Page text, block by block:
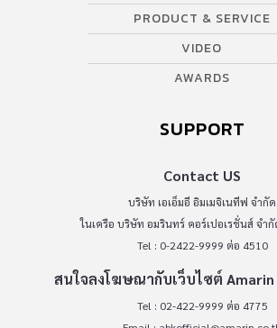
PRODUCT & SERVICE
VIDEO
AWARDS
SUPPORT
Contact US
บริษัท เอเอ็มอี อิมเมจิเนทีฟ จำกัด
ในเครือ บริษัท อมรินทร์ คอร์เปอเรชั่นส์ จำ
Tel : 0-2422-9999 ต่อ 4510
สนใจลงโฆษณากับเว็บไซต์ Amarin
Tel : 02-422-9999 ต่อ 4775